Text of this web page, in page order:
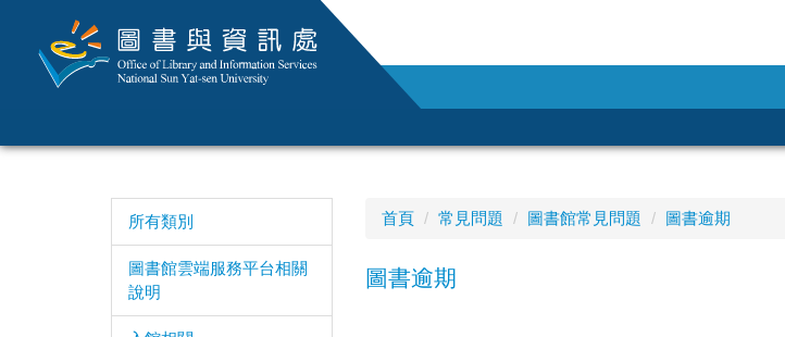
所有類別
圖書館雲端服務平台相關
說明
首頁 常見問題 圖書館常見問題 圖書逾期
圖書逾期